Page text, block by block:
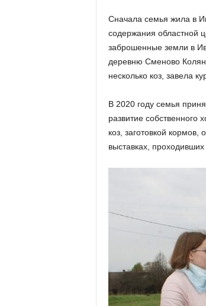
Сначала семья жила в
содержания областной
заброшенные земли в
деревню Сменово
несколько коз, завела
В 2020 году семья
развитие
коз, заготовкой кормов,
выставках,